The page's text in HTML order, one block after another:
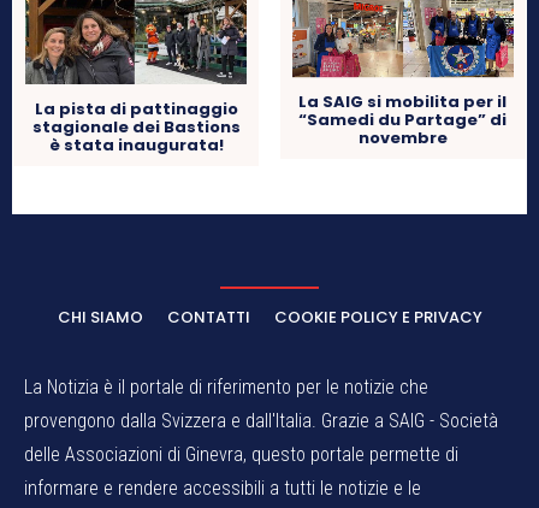
La pista di pattinaggio
stagionale dei Bastions
è stata inaugurata!
La SAIG si mobilita per il
“Samedi du Partage” di
novembre
CHI SIAMO CONTATTI COOKIE POLICY E PRIVACY
La Notizia è il portale di riferimento per le notizie che
provengono dalla Svizzera e dall'Italia. Grazie a SAIG - Società
delle Associazioni di Ginevra, questo portale permette di
informare e rendere accessibili a tutti le notizie e le